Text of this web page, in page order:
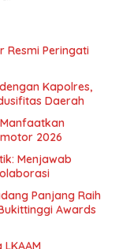
Resmi Peringati
Kapolres,
Daerah
2026
Menjawab
Panjang Raih
Awards